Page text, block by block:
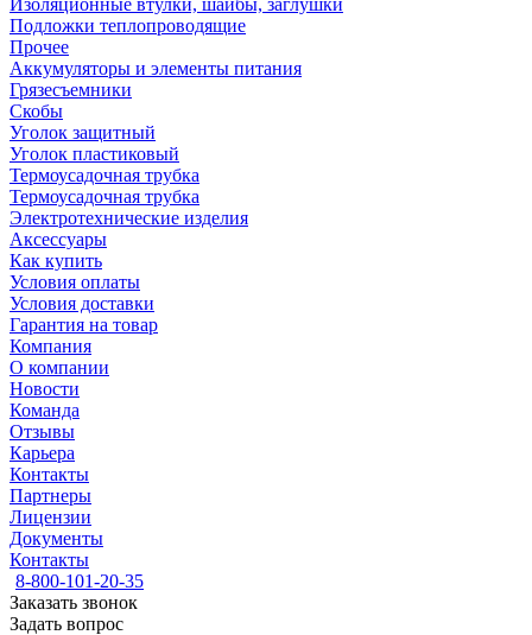
Изоляционные втулки, шайбы, заглушки
Подложки теплопроводящие
Прочее
Аккумуляторы и элементы питания
Грязесъемники
Скобы
Уголок защитный
Уголок пластиковый
Термоусадочная трубка
Термоусадочная трубка
Электротехнические изделия
Аксессуары
Как купить
Условия оплаты
Условия доставки
Гарантия на товар
Компания
О компании
Новости
Команда
Отзывы
Карьера
Контакты
Партнеры
Лицензии
Документы
Контакты
8-800-101-20-35
Заказать звонок
Задать вопрос